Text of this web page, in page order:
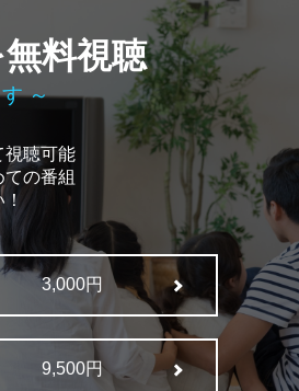
料視聴
～
視聴可能
ての番組
3,000円
9,500円